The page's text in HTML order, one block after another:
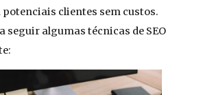
potenciais clientes sem custos.
seguir algumas técnicas de SEO